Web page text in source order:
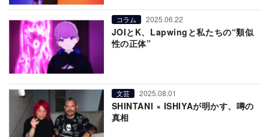
コラム 2025.06.22
JOIとK、Lapwingと私たちの“類似
性の正体”
文芸 2025.08.01
SHINTANI × ISHIYAが明かす、噂の
真相